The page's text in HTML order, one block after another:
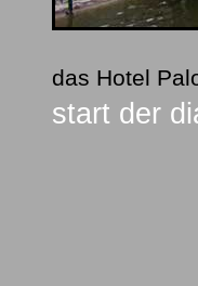
das Hotel
start der